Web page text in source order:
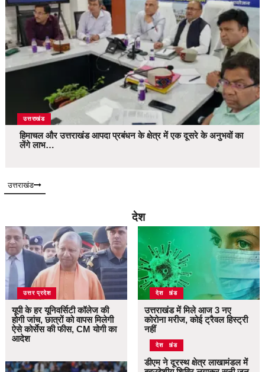
उत्तराखंड
हिमाचल और उत्तराखंड आपदा प्रबंधन के क्षेत्र में एक दूसरे के अनुभवों का
लेंगे लाभ…
उत्तराखंड
देश
उत्तर प्रदेश
यूपी के हर यूनिवर्सिटी कॉलेज की
होगी जांच, छात्रों को वापस मिलेगी
ऐसे कोर्सेस की फीस, CM योगी का
आदेश
उत्तराखंड
देश
उत्तराखंड में मिले आज 3 नए
कोरोना मरीज, कोई ट्रैवल हिस्ट्री
नहीं
उत्तराखंड
देश
डीएम ने दूरस्थ क्षेत्र लाखामंडल में